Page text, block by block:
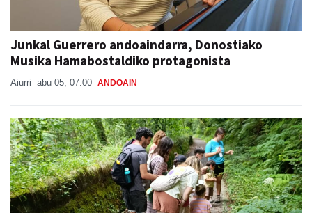
Junkal Guerrero andoaindarra, Donostiako
Musika Hamabostaldiko protagonista
Aiurri abu 05, 07:00 ANDOAIN